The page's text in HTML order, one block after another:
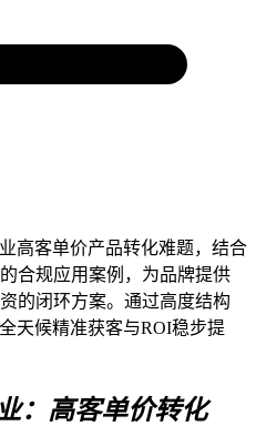
高客单价产品转化难题，结合
合规应用案例，为品牌提供
的闭环方案。通过高度结构
天候精准获客与ROI稳步提
：高客单价转化